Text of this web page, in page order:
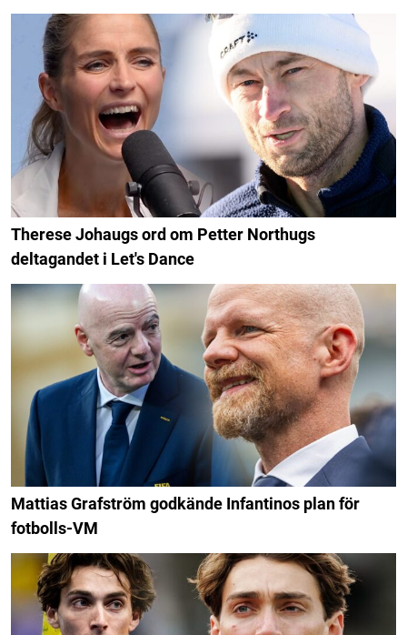
Therese Johaugs ord om Petter Northugs
deltagandet i Let's Dance
Mattias Grafström godkände Infantinos plan för
fotbolls-VM